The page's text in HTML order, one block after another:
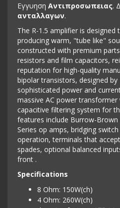
Εγγυηση Αντιπροσωπειας.
ανταλλαγων.
The R-1.5 amplifier is designed
producing warm, "tube like"
constructed with premium
resistors and film capacitors,
reputation for high-quality
bipolar transistors, designed
sophisticated power and
massive AC power
capacitive filtering system for
features include Burrow-Brown
Series op amps, bridging
operation, terminals that
spades, optional balanced
front .
Specifications
8 Ohm: 150W(ch)
4 Ohm: 260W(ch)